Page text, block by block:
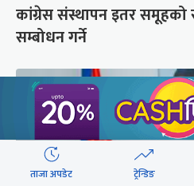
कांग्रेस संस्थापन इतर समूहको
सम्बोधन गर्ने
ताजा अपडेट ट्रेन्डिङ